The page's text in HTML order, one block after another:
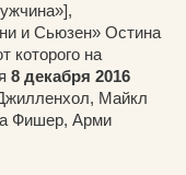
и Сьюзен» Остина
которого на
8 декабря 2016
Майкл
Фишер, Арми